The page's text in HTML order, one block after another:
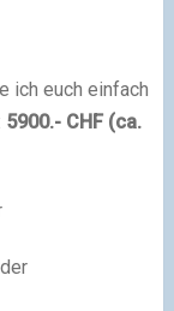
ich euch einfach
5900.- CHF (ca.